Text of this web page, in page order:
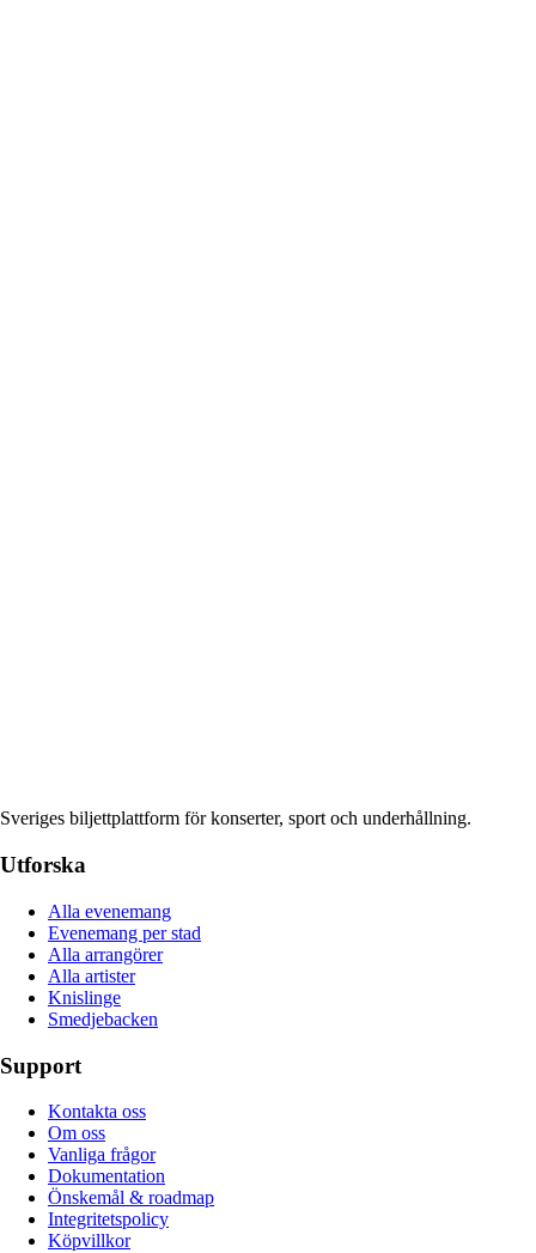
Sveriges biljettplattform för konserter, sport och underhållning.
Utforska
Alla evenemang
Evenemang per stad
Alla arrangörer
Alla artister
Knislinge
Smedjebacken
Support
Kontakta oss
Om oss
Vanliga frågor
Dokumentation
Önskemål & roadmap
Integritetspolicy
Köpvillkor